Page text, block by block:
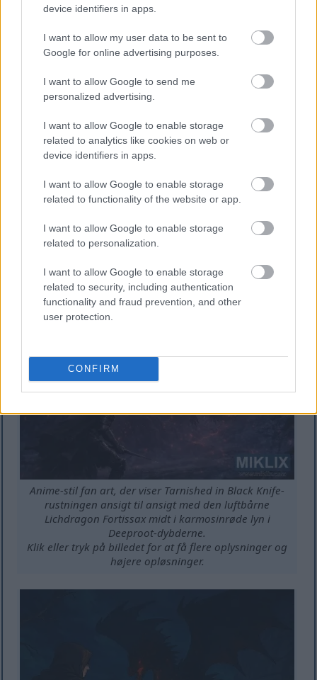
device identifiers in apps.
I want to allow my user data to be sent to
Google for online advertising purposes.
I want to allow Google to send me
personalized advertising.
I want to allow Google to enable storage
related to analytics like cookies on web or
device identifiers in apps.
I want to allow Google to enable storage
related to functionality of the website or app.
I want to allow Google to enable storage
related to personalization.
I want to allow Google to enable storage
related to security, including authentication
functionality and fraud prevention, and other
user protection.
CONFIRM
rustningen, der kæmper mod Lichdragon Fortissax i
Elden Rings Deeproot Depths.
højere opløsninger.
Anime-stil fan art, der viser Tarnished in Black Knife-
rustningen ansigt til ansigt med den luftbårne
Lichdragon Fortissax midt i karmosinrøde lyn i
Deeproot-dybderne.
Klik eller tryk på billedet for at få flere oplysninger og
højere opløsninger.